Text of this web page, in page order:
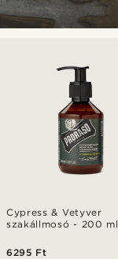
Cypress & Vetyver
szakállmosó - 200 ml
6295 Ft